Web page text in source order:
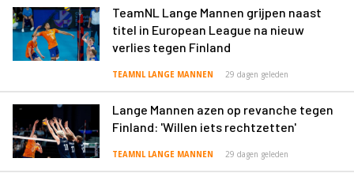
TeamNL Lange Mannen grijpen naast
titel in European League na nieuw
verlies tegen Finland
TEAMNL LANGE MANNEN 29 dagen geleden
Lange Mannen azen op revanche tegen
Finland: 'Willen iets rechtzetten'
TEAMNL LANGE MANNEN 29 dagen geleden